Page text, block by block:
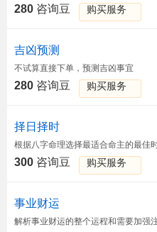
280 咨询豆 购买服务
吉凶预测
不试算直接下单，预测吉凶事宜
280 咨询豆 购买服务
择日择时
根据八字命理选择最适合命主的最佳
300 咨询豆 购买服务
事业财运
解析事业财运的整个运程和需要加强